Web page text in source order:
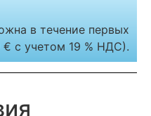
в течение первых
€ с учетом 19 % НДС).